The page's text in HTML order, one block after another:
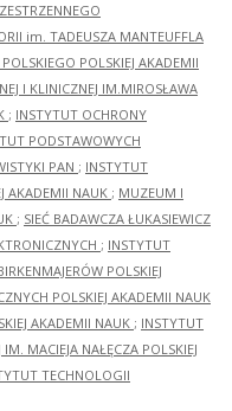
im. TADEUSZA MANTEUFFLA
POLSKIEJ AKADEMII
I KLINICZNEJ IM.MIROSŁAWA
; INSTYTUT OCHRONY
PODSTAWOWYCH
PAN ; INSTYTUT
AKADEMII NAUK ; MUZEUM I
; SIEĆ BADAWCZA ŁUKASIEWICZ
; INSTYTUT
POLSKIEJ
POLSKIEJ AKADEMII NAUK
AKADEMII NAUK ; INSTYTUT
MACIEJA NAŁĘCZA POLSKIEJ
TECHNOLOGII